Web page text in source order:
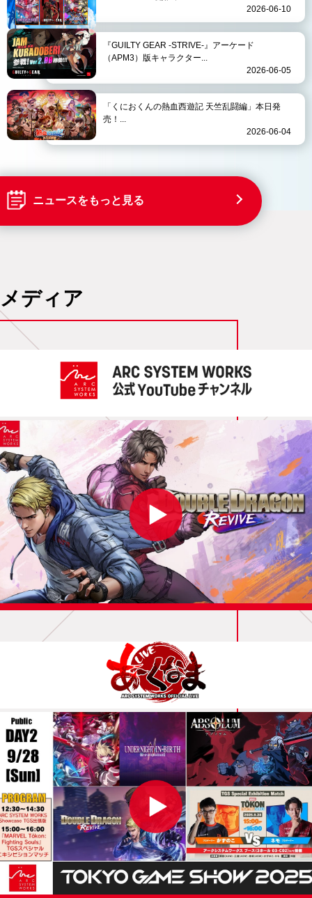
2026-06-10
『GUILTY GEAR -STRIVE-』アーケード
（APM3）版キャラクター...
2026-06-05
「くにおくんの熱血西遊記 天竺乱闘編」本日発
売！...
2026-06-04
ニュースをもっと見る
メディア